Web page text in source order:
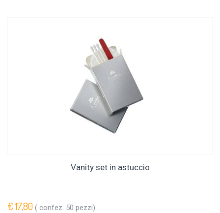
Vanity set in astuccio
€ 17,80 ( confez. 50 pezzi)